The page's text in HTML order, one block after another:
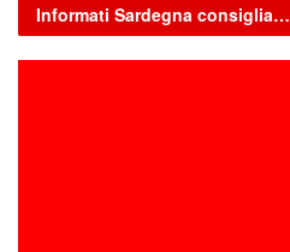
Informati Sardegna consiglia…